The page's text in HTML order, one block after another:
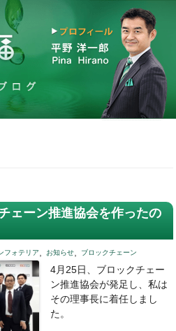
ェーン推進協会を作ったの
フォテリア お知らせ ブロックチェーン
4月25日、ブロックチェー
ン推進協会が発足し、私は
その理事長に着任しまし
た。